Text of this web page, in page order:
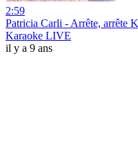
2:59
Patricia Carli - Arrête,
Karaoke LIVE
il y a 9 ans